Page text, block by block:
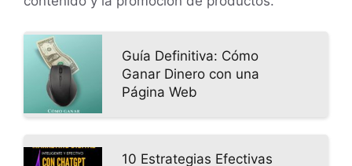
Guía Definitiva: Cómo
Ganar Dinero con una
Página Web
10 Estrategias Efectivas